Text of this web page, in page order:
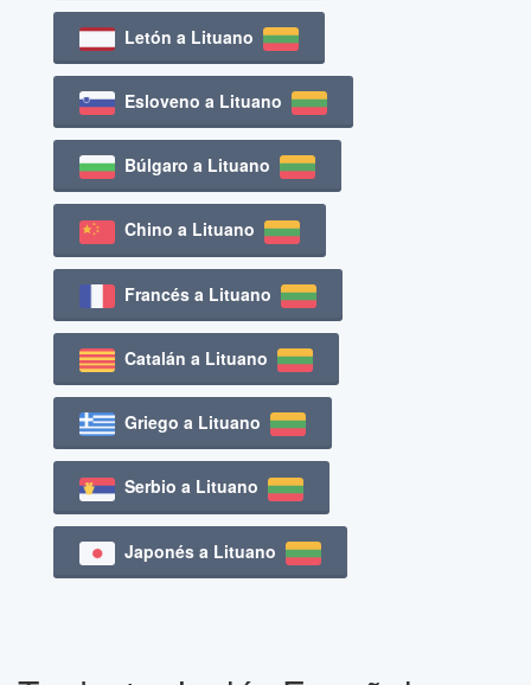
Letón a Lituano
Esloveno a Lituano
Búlgaro a Lituano
Chino a Lituano
Francés a Lituano
Catalán a Lituano
Griego a Lituano
Serbio a Lituano
Japonés a Lituano